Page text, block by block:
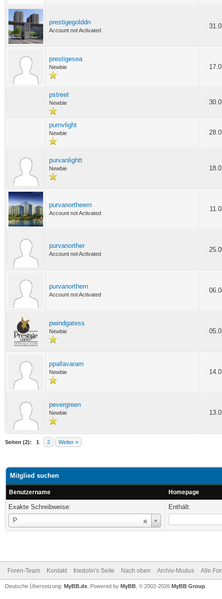
prestigegolddn
Account not Activated
prestigesea
Newbie
pstreet
Newbie
purnvlight
Newbie
purvanlightt
Newbie
purvanortheern
Account not Activated
purvanorther
Account not Activated
purvanorthern
Account not Activated
pwindgatess
Newbie
ppallavaram
Newbie
pevergreen
Newbie
Seiten (2): 1 2 Weiter »
Mitglied suchen
Benutzername Homepage
Exakte Schreibweise:
P
Benutzername
Enthält:
Foren-Team Kontakt friedolin's Seite Nach oben Archiv-Modus Alle
Deutsche Übersetzung: MyBB.de , Powered by MyBB , © 2002-2026 MyBB Group